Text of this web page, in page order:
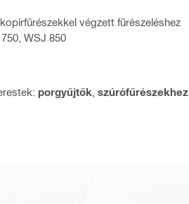
végzett fűrészeléshez
WSJ 850
porgyűjtők szúrófűrészekhez